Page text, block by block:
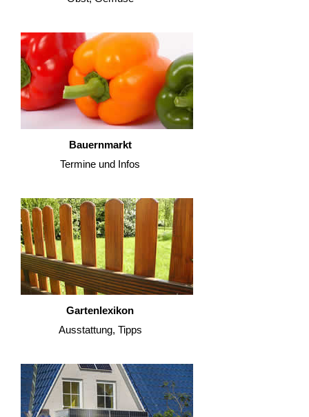
Bauernmarkt
Termine und Infos
Gartenlexikon
Ausstattung, Tipps